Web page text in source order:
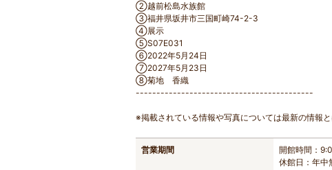
②越前松島水族館
③福井県坂井市三国町崎74-2-3
④展示
⑤S07E031
⑥2022年5月24日
⑦2027年5月23日
⑧菊地 香織
-------------------------------------------
※掲載されている情報や写真については最新の情報
営業期間
開館時間：
休館日：年中